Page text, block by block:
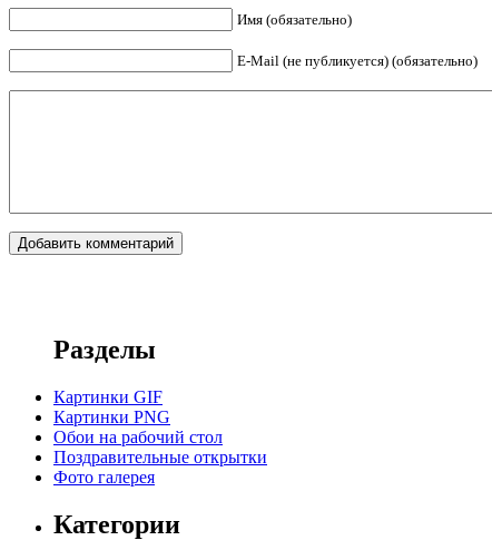
Имя (обязательно)
E-Mail (не публикуется) (обязательно)
Разделы
Картинки GIF
Картинки PNG
Обои на рабочий стол
Поздравительные открытки
Фото галерея
Категории